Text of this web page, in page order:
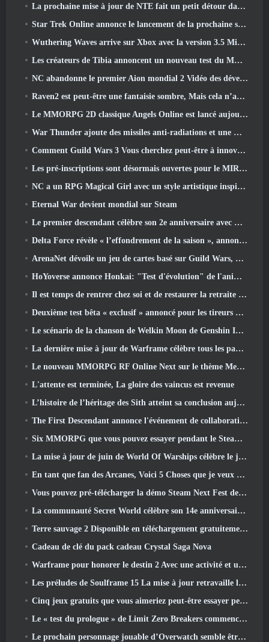
La prochaine mise à jour de NTE fait un petit détour dans un jeu de table fantastique
Star Trek Online annonce le lancement de la prochaine saison « Undiscovered »
Wuthering Waves arrive sur Xbox avec la version 3.5 Mise à jour
Les créateurs de Tibia annoncent un nouveau test du MMORPG Zombie à l'ancienne, Persister en ligne
NC abandonne le premier Aion mondial 2 Vidéo des développeurs, Partager des détails sur le jeu
Raven2 est peut-être une fantaisie sombre, Mais cela n’arrête pas les plaisirs de l’été
Le MMORPG 2D classique Angels Online est lancé aujourd'hui dans le monde entier
War Thunder ajoute des missiles anti-radiations et une mesure de soutien électronique dans la mise à jour de la cavalerie lourde
Comment Guild Wars 3 Vous cherchez peut-être à innover dans l’espace MMO
Les pré-inscriptions sont désormais ouvertes pour le MIRESI de Smilegate: Un avenir invisible
NC a un RPG Magical Girl avec un style artistique inspiré de l’anime des années 90 en préparation
Eternal War devient mondial sur Steam
Le premier descendant célèbre son 2e anniversaire avec Descendant Fest 2026 Flux
Delta Force révèle « l’effondrement de la saison », annonce la collaboration Rainbow Six Siege
ArenaNet dévoile un jeu de cartes basé sur Guild Wars, Lié par la brume
HoYoverse annonce Honkai: "Test d'évolution" de l'anime Nexus
Il est temps de rentrer chez soi et de restaurer la retraite heureuse là où les vents se rencontrent
Deuxième test bêta « exclusif » annoncé pour les tireurs de survie en équipe qui prennent du temps
Le scénario de la chanson de Welkin Moon de Genshin Impact touche à sa fin.. Sur la Lune
La dernière mise à jour de Warframe célèbre tous les papas de l'espace
Le nouveau MMORPG RF Online Next sur le thème Mech de Netmarble sera lancé à l'échelle mondiale
L'attente est terminée, La gloire des vaincus est revenue
L’histoire de l’héritage des Sith atteint sa conclusion aujourd’hui dans la dernière mise à jour de SWTOR
The First Descendant annonce l'événement de collaboration EVANGELION
Six MMORPG que vous pouvez essayer pendant le Steam Next Fest
La mise à jour de juin de World Of Warships célèbre le jour de l'indépendance des États-Unis avec une nouvelle campagne narrative
En tant que fan des Arcanes, Voici 5 Choses que je veux voir du MMO Riot
Vous pouvez pré-télécharger la démo Steam Next Fest de Embers Of The Uncrowned demain
La communauté Secret World célèbre son 14e anniversaire avec un mystère qu'ils doivent résoudre ensemble
Terre sauvage 2 Disponible en téléchargement gratuitement (Et garde) Pour une durée limitée
Cadeau de clé du pack cadeau Crystal Saga Nova
Warframe pour honorer le destin 2 Avec une activité et un titre spéciaux dans le jeu
Les préludes de Soulframe 15 La mise à jour retravaille le butin et la pêche
Cinq jeux gratuits que vous aimeriez peut-être essayer pendant le Bullet Fest
Le « test du prologue » de Limit Zero Breakers commence aujourd’hui
Le prochain personnage jouable d’Overwatch semble être un chef du crime cyborg surmené